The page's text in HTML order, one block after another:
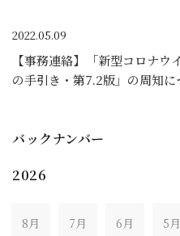
2022.05.09
【事務連絡】「新型コロナ
の手引き・第7.2版」の周知に
バックナンバー
2026
8月 7月 6月 5月